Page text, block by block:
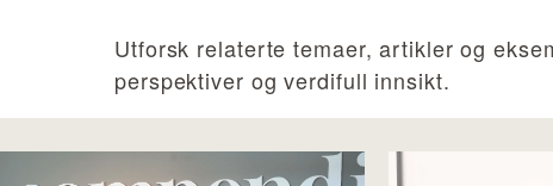
Utforsk relaterte temaer, artikler og
perspektiver og verdifull innsikt.